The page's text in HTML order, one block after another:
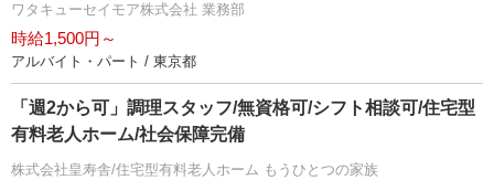
ワタキューセイモア株式会社 業務部
時給1,500円～
アルバイト・パート / 東京都
「週2から可」調理スタッフ/無資格可/シフト相談可/住宅型
有料老人ホーム/社会保障完備
株式会社皇寿舎/住宅型有料老人ホーム もうひとつの家族